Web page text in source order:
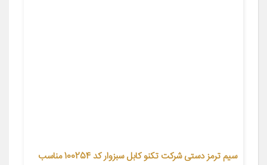
سیم ترمز دستی شرکت تکنو کابل سبزوار کد 100254 مناسب